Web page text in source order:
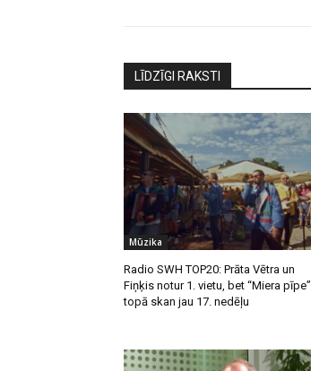
LĪDZĪGI RAKSTI
Mūzika
Radio SWH TOP20: Prāta Vētra un
Fiņķis notur 1. vietu, bet “Miera pīpe”
topā skan jau 17. nedēļu